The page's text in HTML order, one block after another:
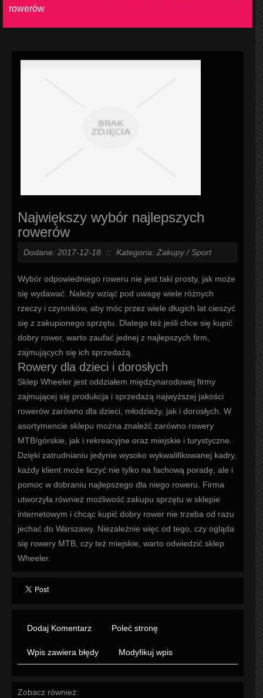
rowerów
Największy wybór najlepszych
rowerów
Dodane: 2017-12-18 :: Kategoria: Zakupy / Sport
Wybór odpowiedniego roweru nie jest taki prosty, jak może
się wydawać. Należy wziąć pod uwagę wiele różnych
rzeczy i czynników, aby móc przez wiele długich lat cieszyć
się z zakupionego sprzętu. Dlatego też jeśli chce się kupić
dobry rower, warto zaufać jednej z najlepszych firm,
zajmujących się ich sprzedażą.
Rowery dla dzieci i dorosłych
Sklep Wheeler jest oddziałem międzynarodowej firmy
zajmującej się produkcja i sprzedażą najwyższej jakości
rowerów zarówno dla dzieci, młodzieży, jak i dorosłych. W
asortymencie sklepu można znaleźć zarówno rowery
MTB/górskie, jak i rekreacyjne oraz miejskie i turystyczne.
Dzięki zatrudnianiu jedynie wysoko wykwalifikowanej kadry,
każdy klient może liczyć nie tylko na fachową poradę, ale i
pomoc w dobraniu najlepszego dla niego roweru. Firma
utworzyła również możliwość zakupu sprzętu w sklepie
internetowym i chcąc kupić dobry rower nie trzeba od razu
jechać do Warszawy. Niezależnie więc od tego, czy ogląda
się rowery MTB, czy też miejskie, warto odwiedzić sklep
Wheeler.
Dodaj Komentarz Poleć stronę
Wpis zawiera błędy Modyfikuj wpis
Zobacz również: